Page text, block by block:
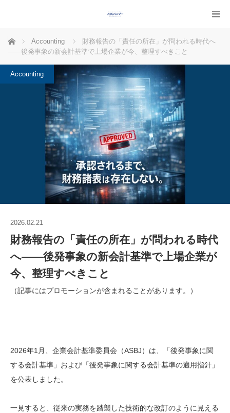
ホーム Accounting
財務報告の「責任の所在」が問われる時代へ
――後発事象の新会計基準で上場企業が今、整理すべきこと
Accounting
2026.02.21
財務報告の「責任の所在」が問われる時代
へ――後発事象の新会計基準で上場企業が
今、整理すべきこと
（記事にはプロモーションが含まれることがあります。）
2026年1月、企業会計基準委員会（ASBJ）は、「後発事象に関
する会計基準」および「後発事象に関する会計基準の適用指針」
を公表しました。
一見すると、従来の実務を踏襲した技術的な改訂のように見える